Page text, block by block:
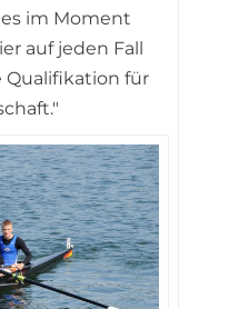
es im Moment
auf jeden Fall
Qualifikation für